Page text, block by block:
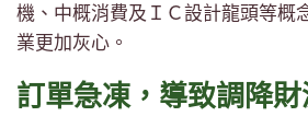
機、中概消費及ＩＣ設計龍頭等概
業更加灰心。
訂單急凍，導致調降財